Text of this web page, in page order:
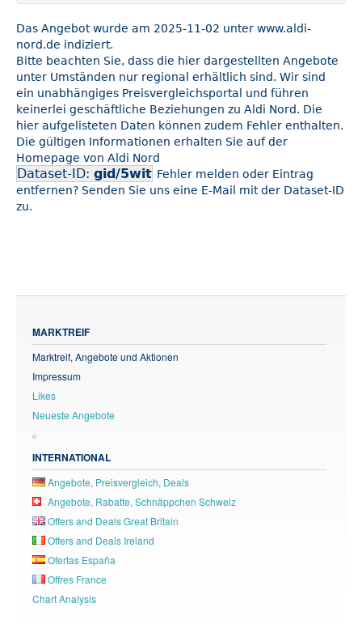
Das Angebot wurde am 2025-11-02 unter www.aldi-
nord.de indiziert.
Bitte beachten Sie, dass die hier dargestellten Angebote
unter Umständen nur regional erhältlich sind. Wir sind
ein unabhängiges Preisvergleichsportal und führen
keinerlei geschäftliche Beziehungen zu Aldi Nord. Die
hier aufgelisteten Daten können zudem Fehler enthalten.
Die gültigen Informationen erhalten Sie auf der
Homepage von Aldi Nord
Dataset-ID: gid/5wit Fehler melden oder Eintrag
entfernen? Senden Sie uns eine E-Mail mit der Dataset-ID
zu.
MARKTREIF
Marktreif, Angebote und Aktionen
Impressum
Likes
Neueste Angebote
INTERNATIONAL
Angebote, Preisvergleich, Deals
Angebote, Rabatte, Schnäppchen Schweiz
Offers and Deals Great Britain
Offers and Deals Ireland
Ofertas España
Offres France
Chart Analysis